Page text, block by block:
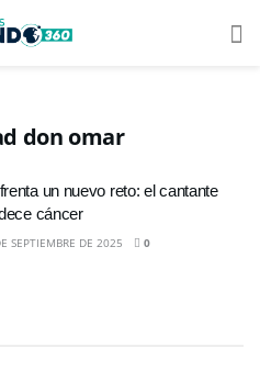
don omar
un nuevo reto: el cantante
cáncer
SEPTIEMBRE DE 2025 0